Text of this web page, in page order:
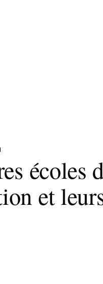
écoles
et